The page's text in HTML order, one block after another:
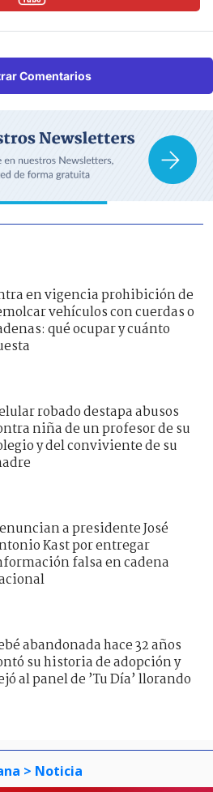
Comentarios
en vigencia prohibición de
vehículos con cuerdas o
qué ocupar y cuánto
robado destapa abusos
niña de un profesor de su
y del conviviente de su
a presidente José
Kast por entregar
falsa en cadena
abandonada hace 32 años
su historia de adopción y
al panel de ’Tu Día’ llorando
> Noticia